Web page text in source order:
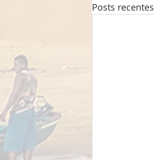
Posts recentes